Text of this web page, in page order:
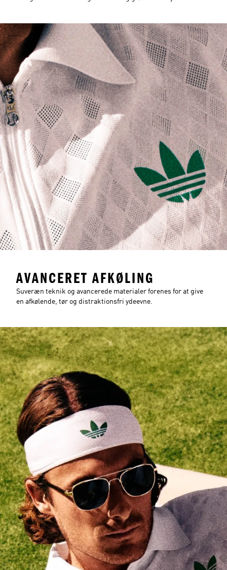
AVANCERET AFKØLING
Suveræn teknik og avancerede materialer forenes for at give
en afkølende, tør og distraktionsfri ydeevne.